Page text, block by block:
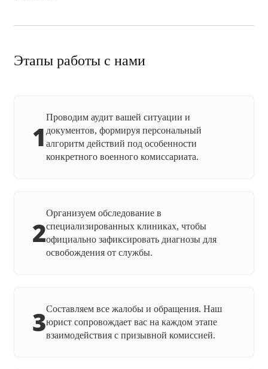
Этапы работы с нами
1
Проводим аудит вашей ситуации и
документов, формируя персональный
алгоритм действий под особенности
конкретного военного комиссариата.
2
Организуем обследование в
специализированных клиниках, чтобы
официально зафиксировать диагнозы для
освобождения от службы.
3Составляем все жалобы и обращения. Наш
юрист сопровождает вас на каждом этапе
взаимодействия с призывной комиссией.